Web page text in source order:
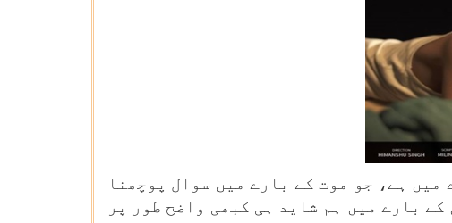
کہ ’’فلم 7 سال کے بچے ویٹھو کے بارے میں ہے، جو موت کے بارے میں سوال پوچھنا
بارے میں ہم شاید ہی کبھی واضح طور پر